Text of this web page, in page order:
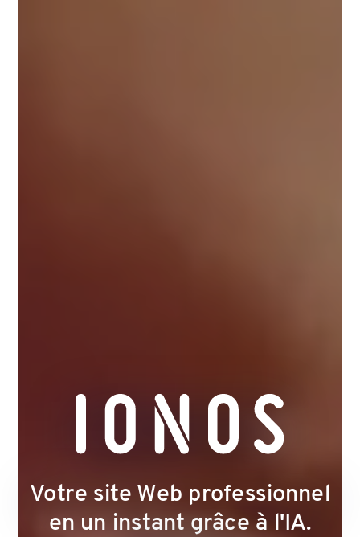
Votre site Web professionnel
en un instant grâce à l'IA.